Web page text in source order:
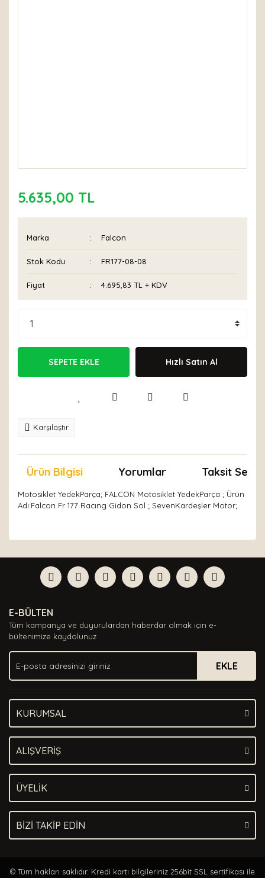
5.635,00 TL
Marka Falcon
Stok Kodu FR177-08-08
Fiyat 4.695,83 TL + KDV
SEPETE EKLE Hızlı Satın Al
Karşılaştır
Ürün Bilgisi Yorumlar Taksit
Motosiklet YedekParça; FALCON Motosiklet YedekParça ; Ürün
Adı:Falcon Fr 177 Racıng Gidon Sol ; SevenKardeşler Motor;
Yorum Yaz
formunu kullanarak tarafımıza iletebilirsiniz.
Görüş ve önerileriniz için teşekkür ederiz.
Ürün açıklamasında eksik bilgiler bulunuyor.
Ürün bilgilerinde hatalar bulunuyor.
Ürün fiyatı diğer sitelerden daha pahalı.
Bu ürüne benzer farklı alternatifler olmalı.
E-BÜLTEN
Tüm kampanya ve duyurulardan haberdar olmak için e-
bültenimize kaydolunuz.
EKLE
KURUMSAL
ALIŞVERİŞ
ÜYELİK
BİZİ TAKİP EDİN
© Tüm hakları saklıdır. Kredi kartı bilgileriniz 256bit SSL sertifikası ile